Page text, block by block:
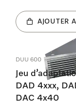
AJOUTER
DUU 600
Jeu
DAD 4xxx,
DAC 4x40